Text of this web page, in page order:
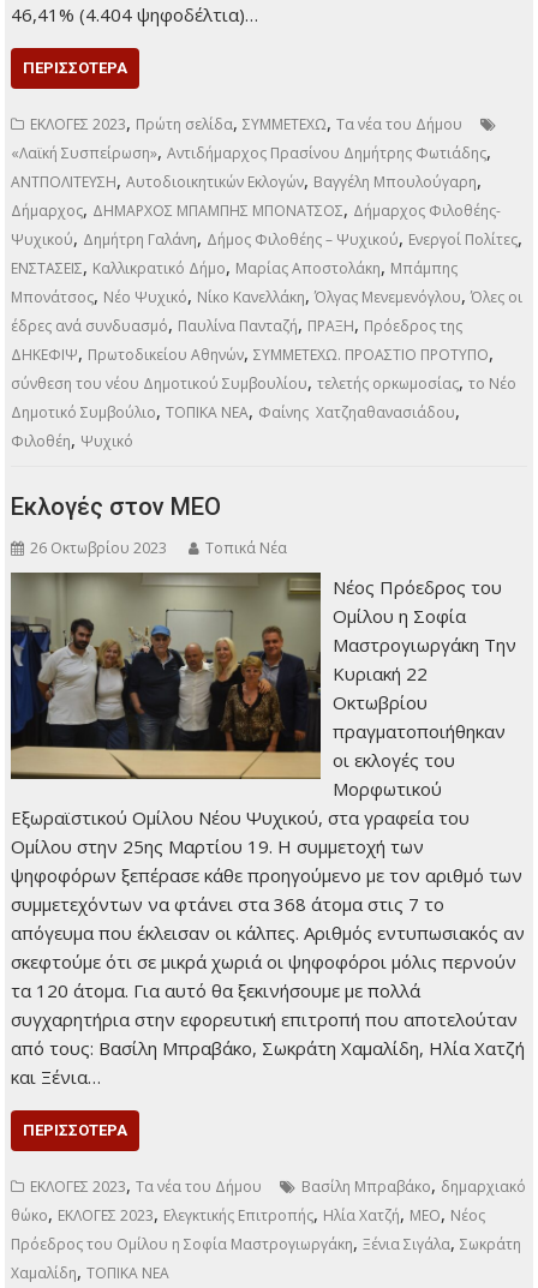
46,41% (4.404 ψηφοδέλτια)…
ΠΕΡΙΣΣΌΤΕΡΑ
ΕΚΛΟΓΕΣ 2023, Πρώτη σελίδα,ΣΥΜΜΕΤΕΧΩ,Τα νέα του Δήμου
«Λαϊκή Συσπείρωση»,Αντιδήμαρχος Πρασίνου Δημήτρης Φωτιάδης,
ΑΝΤΠΟΛΙΤΕΥΣΗ,Αυτοδιοικητικών Εκλογών, Βαγγέλη Μπουλούγαρη,
Δήμαρχος, ΔΗΜΑΡΧΟΣ ΜΠΑΜΠΗΣ ΜΠΟΝΑΤΣΟΣ, Δήμαρχος Φιλοθέης-
Ψυχικού, Δημήτρη Γαλάνη, Δήμος Φιλοθέης – Ψυχικού, Ενεργοί Πολίτες,
ΕΝΣΤΑΣΕΙΣ, Καλλικρατικό Δήμο, Μαρίας Αποστολάκη, Μπάμπης
Μπονάτσος, Νέο Ψυχικό, Νίκο Κανελλάκη,Όλγας Μενεμενόγλου,Όλες οι
έδρες ανά συνδυασμό, Παυλίνα Πανταζή, ΠΡΑΞΗ, Πρόεδρος της
ΔΗΚΕΦΙΨ, Πρωτοδικείου Αθηνών,ΣΥΜΜΕΤΕΧΩ. ΠΡΟΑΣΤΙΟ ΠΡΟΤΥΠΟ,
σύνθεση του νέου Δημοτικού Συμβουλίου,τελετής ορκωμοσίας,το Νέο
Δημοτικό Συμβούλιο,ΤΟΠΙΚΑ ΝΕΑ, Φαίνης Χατζηαθανασιάδου,
Φιλοθέη, Ψυχικό
Εκλογές στον ΜΕΟ
26 Οκτωβρίου 2023 Τοπικά Νέα
Νέος Πρόεδρος του
Ομίλου η Σοφία
Μαστρογιωργάκη Την
Κυριακή 22
Οκτωβρίου
πραγματοποιήθηκαν
οι εκλογές του
Μορφωτικού
Εξωραϊστικού Ομίλου Νέου Ψυχικού, στα γραφεία του
Ομίλου στην 25ης Μαρτίου 19. Η συμμετοχή των
ψηφοφόρων ξεπέρασε κάθε προηγούμενο με τον αριθμό των
συμμετεχόντων να φτάνει στα 368 άτομα στις 7 το
απόγευμα που έκλεισαν οι κάλπες. Αριθμός εντυπωσιακός αν
σκεφτούμε ότι σε μικρά χωριά οι ψηφοφόροι μόλις περνούν
τα 120 άτομα. Για αυτό θα ξεκινήσουμε με πολλά
συγχαρητήρια στην εφορευτική επιτροπή που αποτελούταν
από τους: Βασίλη Μπραβάκο, Σωκράτη Χαμαλίδη, Ηλία Χατζή
και Ξένια…
ΠΕΡΙΣΣΌΤΕΡΑ
ΕΚΛΟΓΕΣ 2023,Τα νέα του Δήμου Βασίλη Μπραβάκο, δημαρχιακό
θώκο, ΕΚΛΟΓΕΣ 2023, Ελεγκτικής Επιτροπής, Ηλία Χατζή, ΜΕΟ, Νέος
Πρόεδρος του Ομίλου η Σοφία Μαστρογιωργάκη,Ξένια Σιγάλα,Σωκράτη
Χαμαλίδη,ΤΟΠΙΚΑ ΝΕΑ